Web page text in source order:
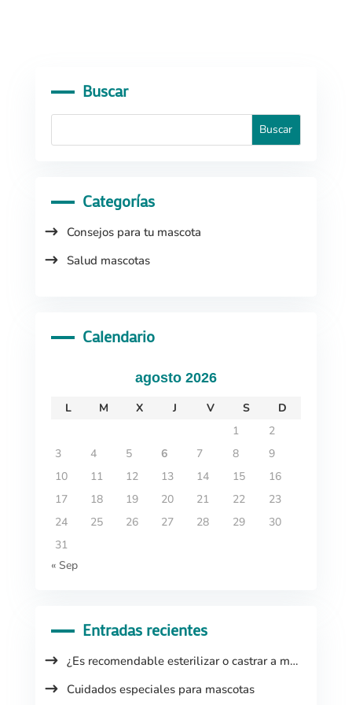
Buscar
Categorías
Consejos para tu mascota
Salud mascotas
Calendario
agosto 2026
L M X J V S
D
1
2
3
4 5 6 7 8
9
10
11 12 13 14 15
16
17
18 19 20 21 22
23
24
25 26 27 28 29
30
31
« Sep
Entradas recientes
¿Es recomendable esterilizar o castrar a mi
Cuidados especiales para mascotas